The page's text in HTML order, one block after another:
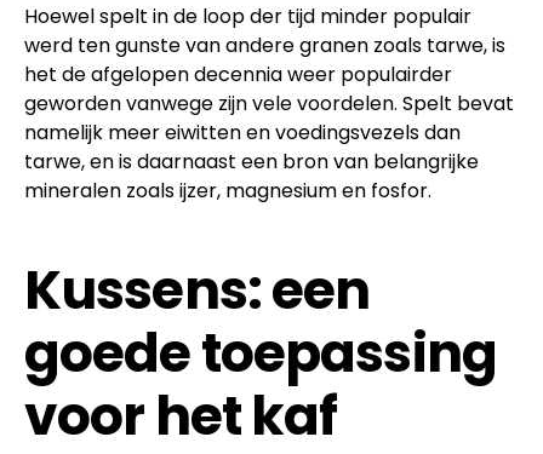
Hoewel spelt in de loop der tijd minder populair
werd ten gunste van andere granen zoals tarwe, is
het de afgelopen decennia weer populairder
geworden vanwege zijn vele voordelen. Spelt bevat
namelijk meer eiwitten en voedingsvezels dan
tarwe, en is daarnaast een bron van belangrijke
mineralen zoals ijzer, magnesium en fosfor.
Kussens: een
goede toepassing
voor het kaf